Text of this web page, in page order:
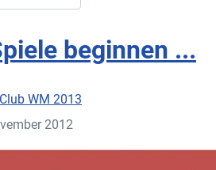
beginnen ...
WM 2013
2012